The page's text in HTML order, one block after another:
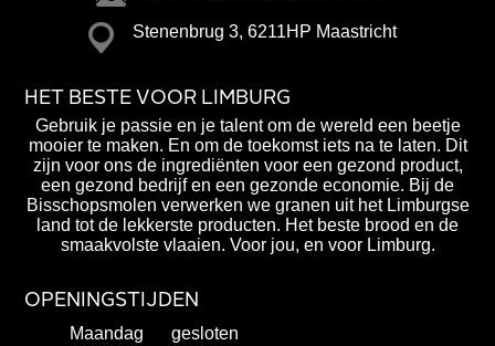
Stenenbrug 3, 6211HP Maastricht
HET BESTE VOOR LIMBURG
Gebruik je passie en je talent om de wereld een beetje
mooier te maken. En om de toekomst iets na te laten. Dit
zijn voor ons de ingrediënten voor een gezond product,
een gezond bedrijf en een gezonde economie. Bij de
Bisschopsmolen verwerken we granen uit het Limburgse
land tot de lekkerste producten. Het beste brood en de
smaakvolste vlaaien. Voor jou, en voor Limburg.
OPENINGSTIJDEN
Maandag
gesloten